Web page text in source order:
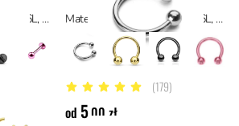
Materiał: stal chirurgiczna 316L, stal Materiał: stal chirurgiczna 316L, stal
4.9 z 5 gwiazdek (179)
od 5,00 zł